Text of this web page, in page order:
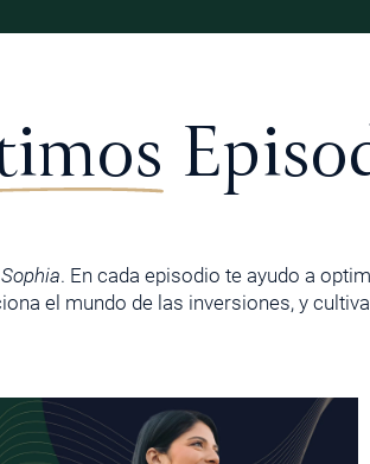
. En cada episodio te ayudo a
el mundo de las inversiones, y
PÁGINA
PÁGINA
PÁGINAPÁGINA